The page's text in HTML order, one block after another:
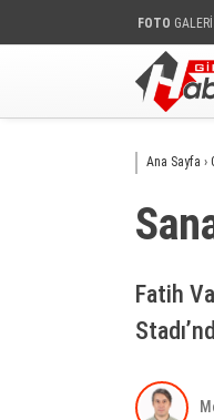
FOTO GALERİ
Ana Sayfa ›
Fatih